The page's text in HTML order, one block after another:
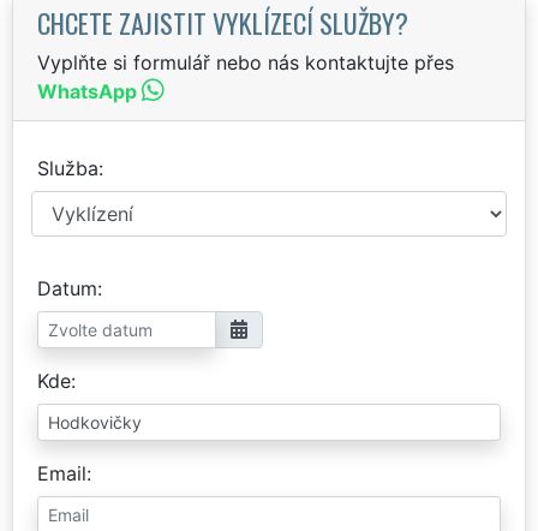
CHCETE ZAJISTIT VYKLÍZECÍ SLUŽBY?
Vyplňte si formulář nebo nás kontaktujte přes
WhatsApp
Služba
Datum
Kde
Email